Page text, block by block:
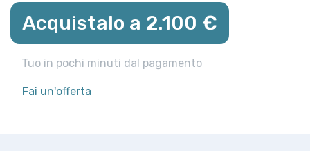
Acquistalo a 2.100 €
Tuo in pochi minuti dal pagamento
Fai un'offerta